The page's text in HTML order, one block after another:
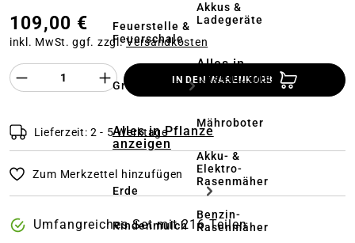
Feuerstelle &
Feuerschale
Grillzubehör
Alles in Pflanze
anzeigen
Erde
Rindenmulch
Akkus &
Ladegeräte
Alles in
Rasenmäher
Mähroboter
Akku- &
Elektro-
Rasenmäher
Benzin-
Rasenmäher
109,00 €
inkl. MwSt. ggf. zzgl.Versandkosten
Produkt Anzahl des Produktes
IN DEN WARENKORB
Lieferzeit: 2 - 5 Werktage
Zum Merkzettel hinzufügen
Umfangreiches Set mit 216 Teilen